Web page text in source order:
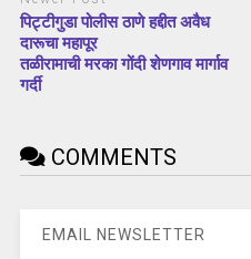
पिट्टीगुडा पोलीस ठाणे हद्दीत अवैध
दारूचा महापूर
तळीरामाची ‌मरका गोंदी शेणगाव मार्गाव
गर्दी
COMMENTS
EMAIL NEWSLETTER